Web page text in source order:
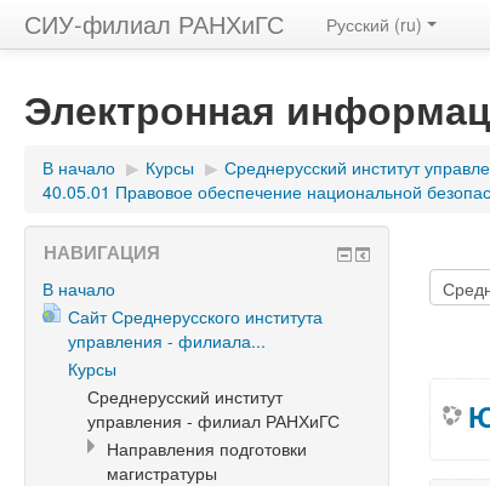
СИУ-филиал РАНХиГС Русский (ru)
Электронная
В начало ▶ Курсы ▶ Среднерусский институт
40.05.01 Правовое обеспечение национальной
НАВИГАЦИЯ
В начало
Сайт Среднерусского института
управления - филиала...
Курсы
Среднерусский институт
управления - филиал РАНХиГС
Направления подготовки
магистратуры